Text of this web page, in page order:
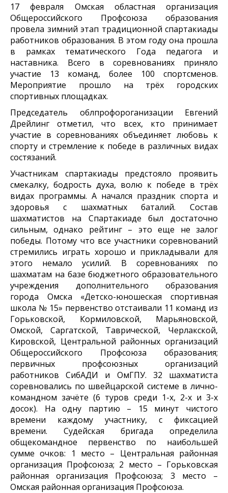
17 февраля Омская областная организация
Общероссийского Профсоюза образования
провела зимний этап традиционной спартакиады
работников образования. В этом году она прошла
в рамках тематического Года педагога и
наставника. Всего в соревнованиях приняло
участие 13 команд, более 100 спортсменов.
Мероприятие прошло на трёх городских
спортивных площадках.
Председатель облпрофороганизации Евгений
Дрейлинг отметил, что всех, кто принимает
участие в соревнованиях объединяет любовь к
спорту и стремление к победе в различных видах
состязаний.
Участникам спартакиады предстояло проявить
смекалку, бодрость духа, волю к победе в трёх
видах программы. А начался праздник спорта и
здоровья с шахматных баталий. Состав
шахматистов на Спартакиаде был достаточно
сильным, однако рейтинг – это еще не залог
победы. Потому что все участники соревнований
стремились играть хорошо и прикладывали для
этого немало усилий. В соревнованиях по
шахматам на базе бюджетного образовательного
учреждения дополнительного образования
города Омска «Детско-юношеская спортивная
школа № 15» первенство отстаивали 11 команд из
Горьковской, Кормиловской, Марьяновской,
Омской, Саргатской, Таврической, Черлакской,
Кировской, Центральной районных организаций
Общероссийского Профсоюза образования;
первичных профсоюзных организаций
работников СибАДИ и ОмГПУ. 32 шахматиста
соревновались по швейцарской системе в лично-
командном зачёте (6 туров среди 1-х, 2-х и 3-х
досок). На одну партию – 15 минут чистого
времени каждому участнику, с фиксацией
времени. Судейская бригада определила
общекомандное первенство по наибольшей
сумме очков: 1 место – Центральная районная
организация Профсоюза; 2 место – Горьковская
районная организация Профсоюза; 3 место –
Омская районная организация Профсоюза.